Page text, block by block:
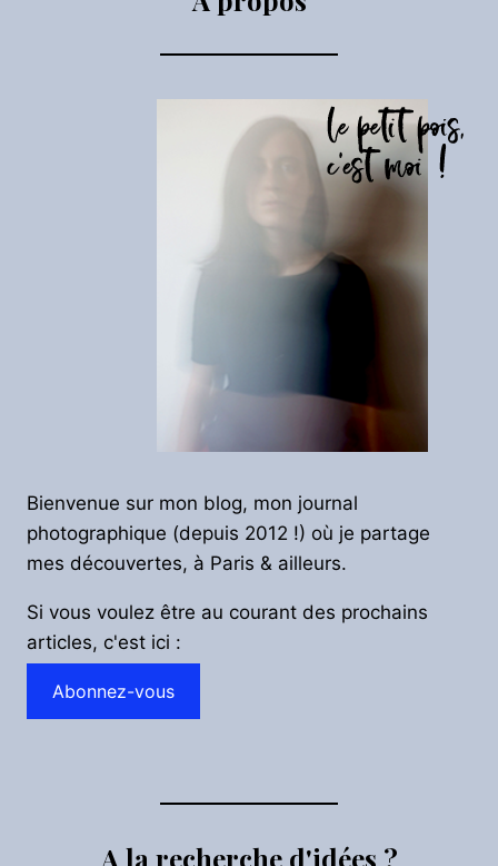
Bienvenue sur mon blog, mon journal
photographique (depuis 2012 !) où je partage
mes découvertes, à Paris & ailleurs.
Si vous voulez être au courant des prochains
articles, c'est ici :
Abonnez-vous
A la recherche d'idées ?